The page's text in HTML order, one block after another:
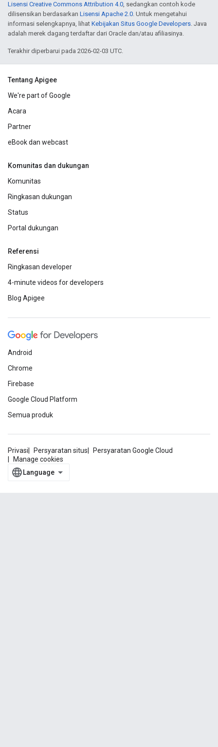
Lisensi Creative Commons Attribution 4.0, sedangkan contoh kode
dilisensikan berdasarkan Lisensi Apache 2.0. Untuk mengetahui
informasi selengkapnya, lihat Kebijakan Situs Google Developers. Java
adalah merek dagang terdaftar dari Oracle dan/atau afiliasinya.
Terakhir diperbarui pada 2026-02-03 UTC.
Tentang Apigee
We're part of Google
Acara
Partner
eBook dan webcast
Komunitas dan dukungan
Komunitas
Ringkasan dukungan
Status
Portal dukungan
Referensi
Ringkasan developer
4-minute videos for developers
Blog Apigee
Android
Chrome
Firebase
Google Cloud Platform
Semua produk
Privasi Persyaratan situs
Persyaratan Google Cloud
Manage cookies